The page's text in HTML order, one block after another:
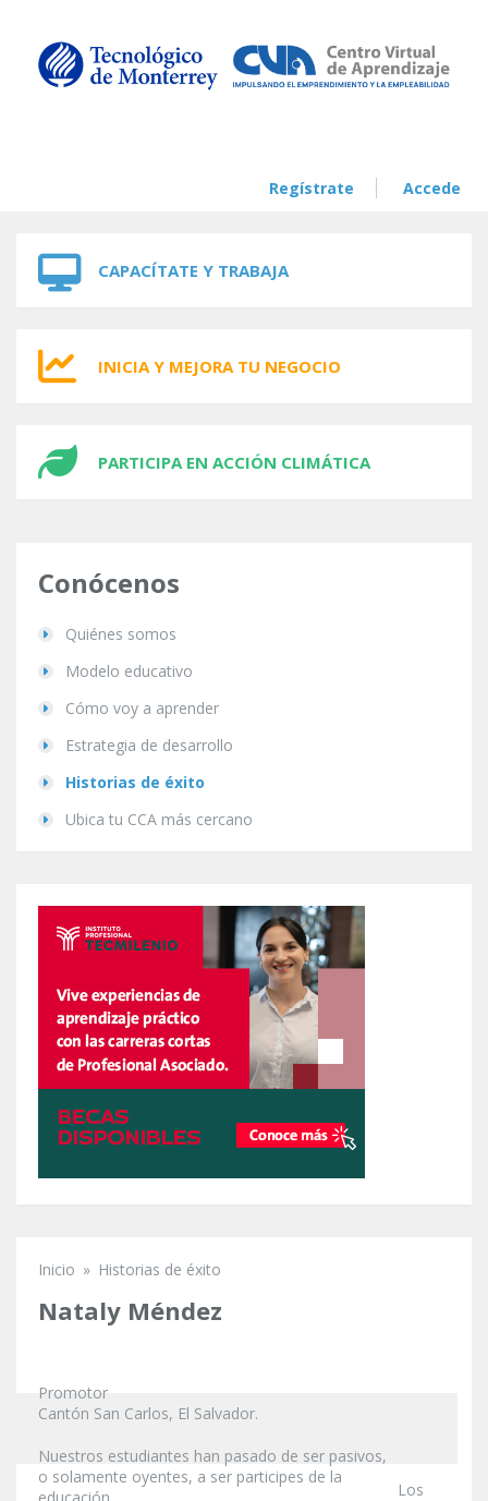
Regístrate Accede
CAPACÍTATE Y TRABAJA
INICIA Y MEJORA TU NEGOCIO
PARTICIPA EN ACCIÓN CLIMÁTICA
Conócenos
Quiénes somos
Modelo educativo
Cómo voy a aprender
Estrategia de desarrollo
Historias de éxito
Ubica tu CCA más cercano
Inicio » Historias de éxito
Nataly Méndez
Promotor
Cantón San Carlos, El Salvador.
Nuestros estudiantes han pasado de ser pasivos,
o solamente oyentes, a ser participes de la
educación
Los